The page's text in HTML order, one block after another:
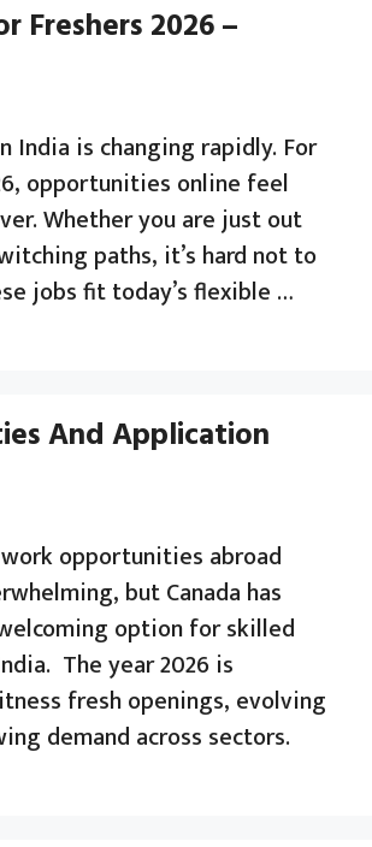
Freshers 2026 –
India is changing rapidly. For
opportunities online feel
Whether you are just out
paths, it’s hard not to
jobs fit today’s flexible …
And Application
opportunities abroad
but Canada has
option for skilled
The year 2026 is
fresh openings, evolving
demand across sectors.